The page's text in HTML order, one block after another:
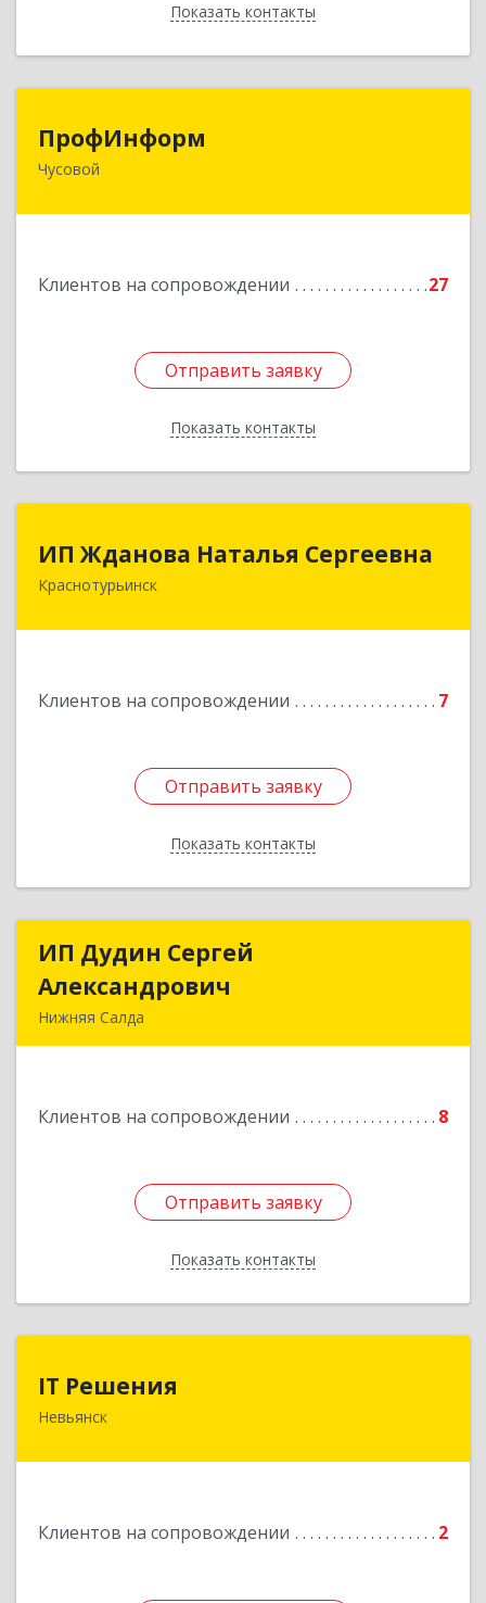
Показать контакты
Назад
ПрофИнформ
Чусовой
Клиентов на сопровождении 27
Отправить заявку
Показать контакты
618204, Пермский край, г.о. Чусовской, Чусовой
Отправить заявку
Назад
ИП Жданова Наталья Сергеевна
Краснотурьинск
Клиентов на сопровождении 7
Отправить заявку
Показать контакты
Отправить заявку
Назад
ИП Дудин Сергей
Александрович
Нижняя Салда
Клиентов на сопровождении 8
Отправить заявку
Показать контакты
ИП Дудин Сергей
Подробнее
Отправить заявку
Назад
IT Решения
Невьянск
Клиентов на сопровождении 2